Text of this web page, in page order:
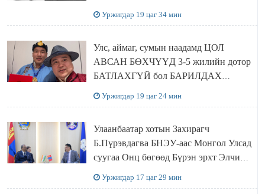
Уржигдар 19 цаг 34 мин
Улс, аймаг, сумын наадамд ЦОЛ
АВСАН БӨХЧҮҮД 3-5 жилийн дотор
БАТЛАХГҮЙ бол БАРИЛДАХ
Уржигдар 19 цаг 24 мин
Улаанбаатар хотын Захирагч
Б.Пүрэвдагва БНЭУ-аас Монгол Улсад
суугаа Онц бөгөөд Бүрэн эрхт Элчин
Уржигдар 17 цаг 29 мин